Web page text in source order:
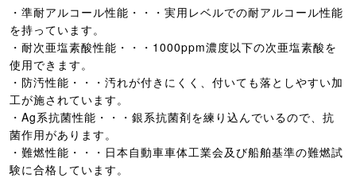
・準耐アルコール性能・・・実用レベルでの耐アルコール性能
を持っています。
・耐次亜塩素酸性能・・・1000ppm濃度以下の次亜塩素酸を
使用できます。
・防汚性能・・・汚れが付きにくく、付いても落としやすい加
工が施されています。
・Ag系抗菌性能・・・銀系抗菌剤を練り込んでいるので、抗
菌作用があります。
・難燃性能・・・日本自動車車体工業会及び船舶基準の難燃試
験に合格しています。